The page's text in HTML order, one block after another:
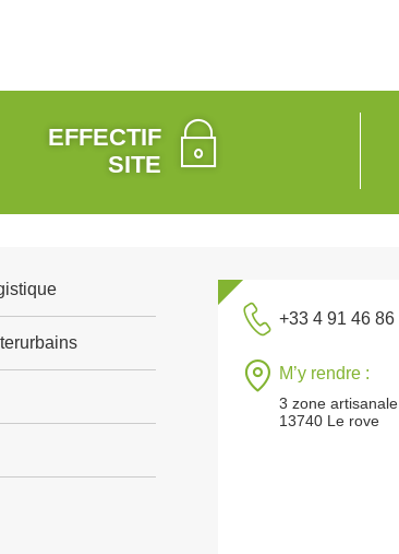
EFFECTIF
SITE
+33 4 91 46 86
M’y rendre :
3 zone
13740 Le rove